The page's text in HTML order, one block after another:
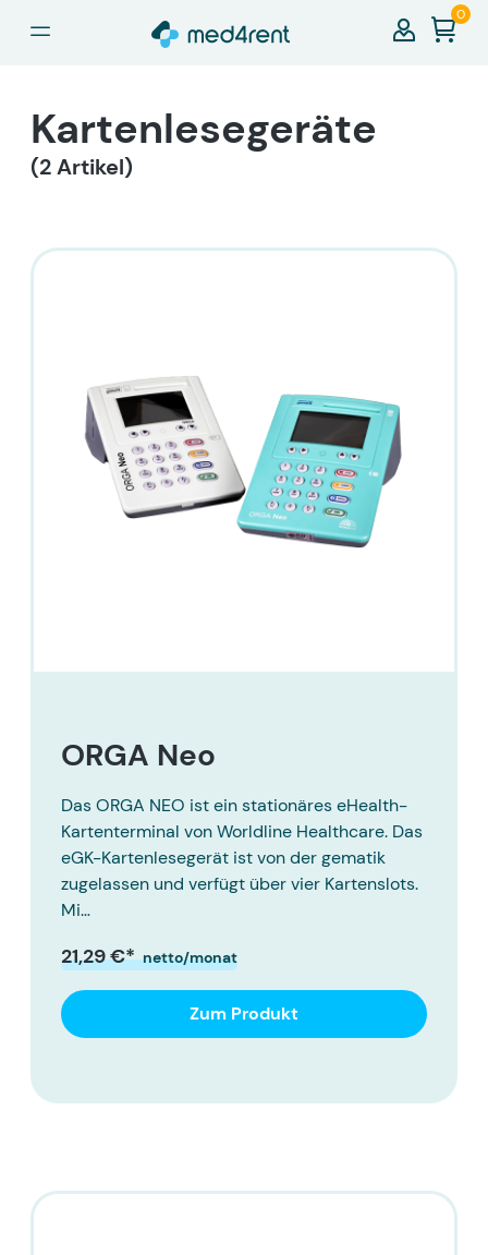
springen 0
Kartenlesegeräte
(2 Artikel)
ORGA Neo
Das ORGA NEO ist ein stationäres eHealth-
Kartenterminal von Worldline Healthcare. Das
eGK-Kartenlesegerät ist von der gematik
zugelassen und verfügt über vier Kartenslots.
Mi…
21,29 €* netto/monat
Zum Produkt